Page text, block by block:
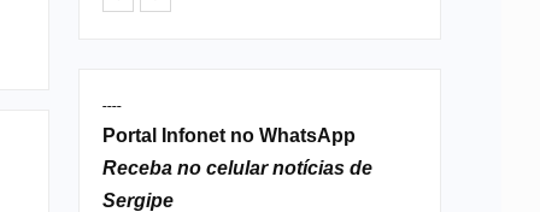
----
Portal Infonet no WhatsApp
Receba no celular notícias de
Sergipe